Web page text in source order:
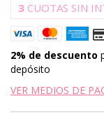
3 CUOTAS SIN
2% de descuento
depósito
VER MEDIOS DE